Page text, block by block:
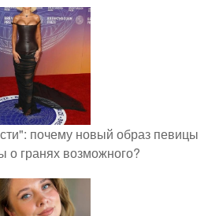
почему новый образ певицы
о гранях возможного?